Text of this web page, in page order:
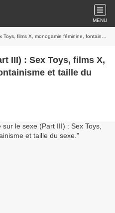
MENU
X, monogamie féminine, fontainisme et taille du sexe.
III) : Sex Toys, films X,
et taille du